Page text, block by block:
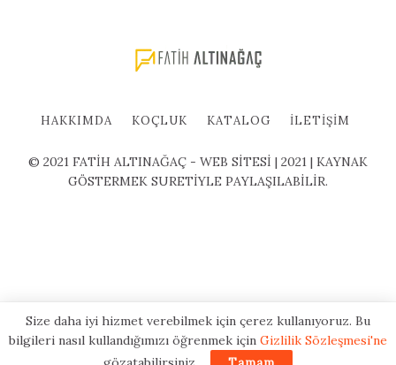
HAKKIMDA KOÇLUK KATALOG İLETIŞIM
© 2021 FATİH ALTINAĞAÇ - WEB SİTESİ | 2021 | KAYNAK
GÖSTERMEK SURETİYLE PAYLAŞILABİLİR.
Size daha iyi hizmet verebilmek için çerez kullanıyoruz. Bu
bilgileri nasıl kullandığımızı öğrenmek için Gizlilik Sözleşmesi'ne